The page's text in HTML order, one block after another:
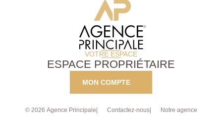
VOTRE ESPACE
ESPACE PROPRIÉTAIRE
MON COMPTE
© 2026 Agence Principale Contactez-nous
Notre agence